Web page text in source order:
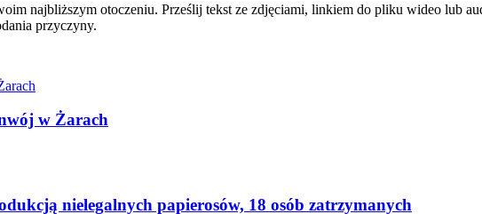
najbliższym otoczeniu. Prześlij tekst ze zdjęciami, linkiem do pliku wideo lub
przyczyny.
w Żarach
nielegalnych papierosów, 18 osób zatrzymanych